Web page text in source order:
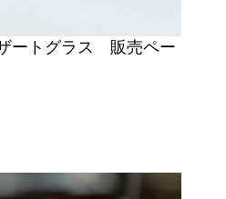
ートグラス 販売ペー